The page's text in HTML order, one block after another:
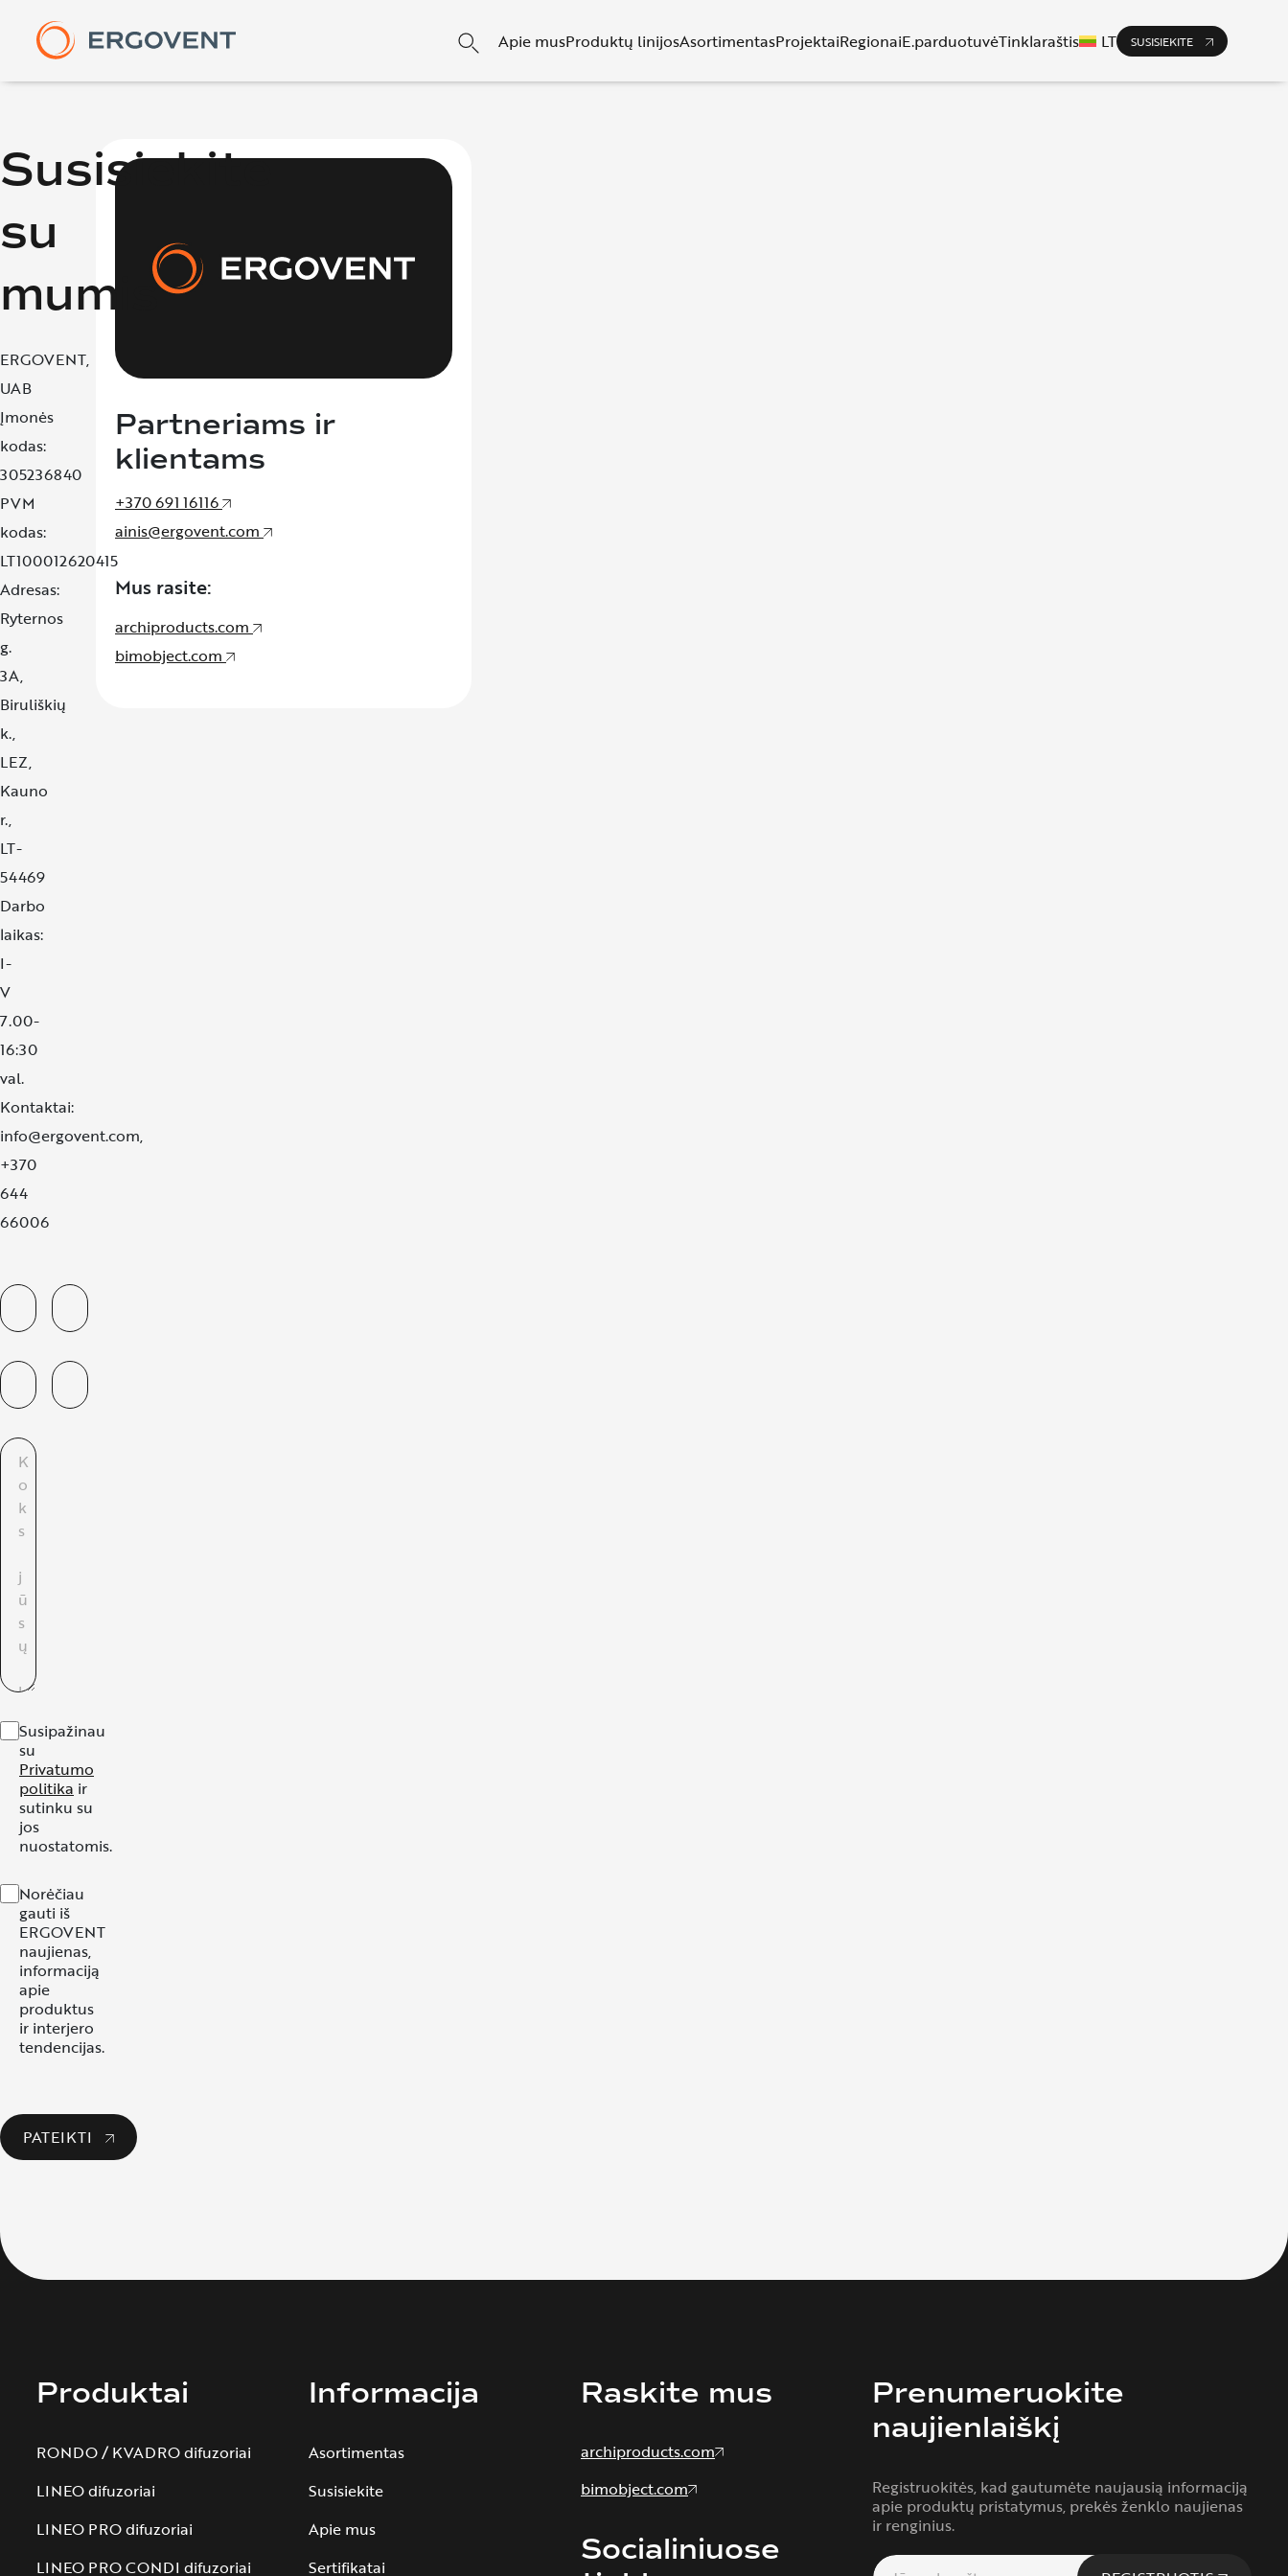
Apie musProduktų linijos
difuzoriai
LINEO difuzoriai
LINEO PRO CONDI
AsortimentasProjektaiRegionaiE.parduotuvėTinklaraštis LT SUSISIEKITE
Partneriams ir
klientams
+370 691 16116
ainis@ergovent.com
Mus rasite:
archiproducts.com
bimobject.com
Susisiekite
su
mumis
ERGOVENT,
UAB
Įmonės
kodas:
305236840
PVM
kodas:
LT100012620415
Adresas:
Ryternos
g.
3A,
Biruliškių
k.,
LEZ,
Kauno
r.,
LT-
54469
Darbo
laikas:
I-
V
7.00-
16:30
val.
Kontaktai:
info@ergovent.com,
+370
644
66006
Susipažinau
su
Privatumo
politika ir
sutinku su
jos
nuostatomis.
Norėčiau
gauti iš
ERGOVENT
naujienas,
informaciją
apie
produktus
ir interjero
tendencijas.
PATEIKTI
Produktai
RONDO / KVADRO difuzoriai
LINEO difuzoriai
LINEO PRO difuzoriai
LINEO PRO CONDI difuzoriai
Informacija
Asortimentas
Susisiekite
Apie mus
Sertifikatai
Raskite mus
archiproducts.com
bimobject.com
Socialiniuose
Prenumeruokite
naujienlaiškį
Registruokitės, kad gautumėte naujausią informaciją
apie produktų pristatymus, prekės ženklo naujienas
ir renginius.